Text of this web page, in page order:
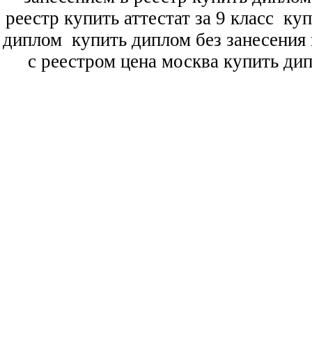
реестр купить аттестат за 9 класс
диплом купить диплом без
с реестром цена москва купить